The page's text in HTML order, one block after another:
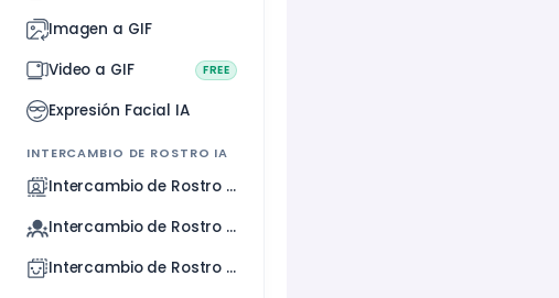
Imagen a GIF
Video a GIF
FREE
Expresión Facial IA
INTERCAMBIO DE ROSTRO IA
Intercambio de Rostro Video
Intercambio de Rostro GIF
Intercambio de Rostro Imagen